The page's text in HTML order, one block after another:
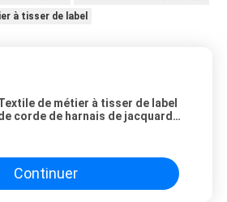
à tisser de label
de métier à tisser de label
corde de harnais de jacquard
Continuer